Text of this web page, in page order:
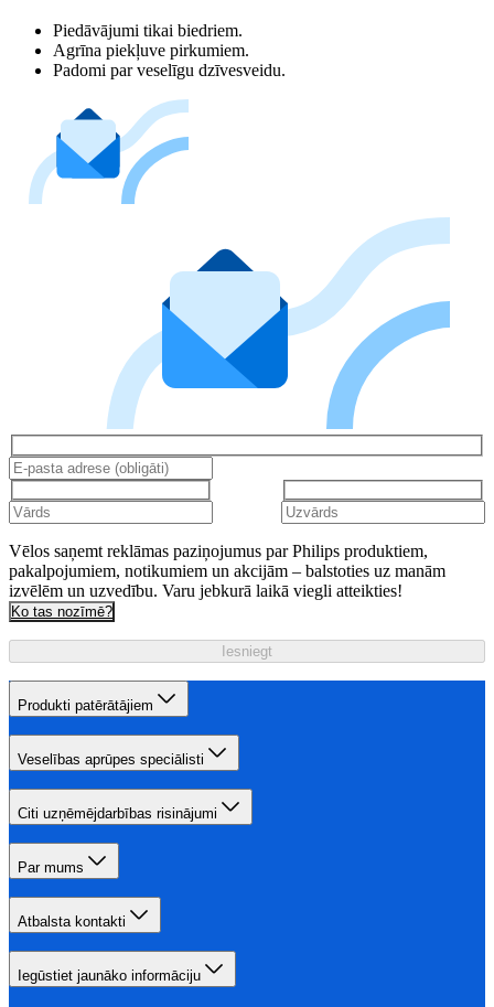
Piedāvājumi tikai biedriem.
Agrīna piekļuve pirkumiem.
Padomi par veselīgu dzīvesveidu.
Vēlos saņemt reklāmas paziņojumus par Philips produktiem,
pakalpojumiem, notikumiem un akcijām – balstoties uz manām
izvēlēm un uzvedību. Varu jebkurā laikā viegli atteikties!
Ko tas nozīmē?
Iesniegt
Produkti patērātājiem
Veselības aprūpes speciālisti
Citi uzņēmējdarbības risinājumi
Par mums
Atbalsta kontakti
Iegūstiet jaunāko informāciju